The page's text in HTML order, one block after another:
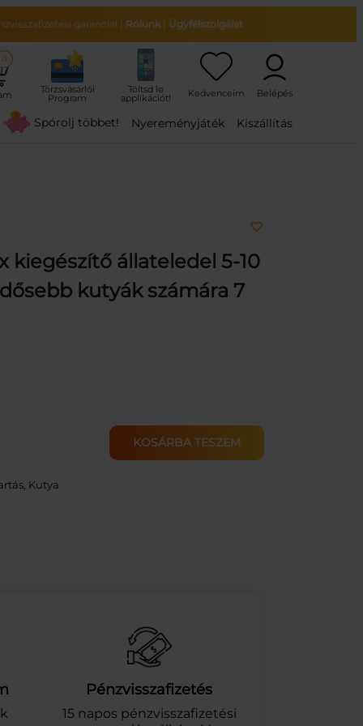
garancia! | Rólunk| Ügyfélszolgálat
0
Spórolj többet! Nyereményjáték Kiszállítás
kiegészítő állateledel 5-10
kutyák számára 7
KOSÁRBA TESZEM
Kutya
Pénzvisszafizetés
15 napos pénzvisszafizetési